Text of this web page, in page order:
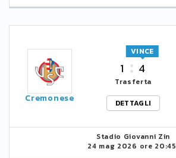
Cremonese
1 4
VINCE
Trasferta
DETTAGLI
Stadio Giovanni Zin
24 mag 2026 ore 20:45